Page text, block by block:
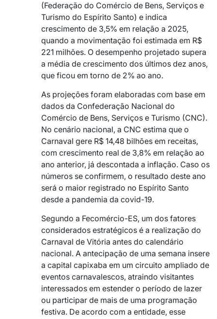
(Federação do Comércio de Bens, Serviços e
Turismo do Espírito Santo) e indica
crescimento de 3,5% em relação a 2025,
quando a movimentação foi estimada em R$
221 milhões. O desempenho projetado supera
a média de crescimento dos últimos dez anos,
que ficou em torno de 2% ao ano.
As projeções foram elaboradas com base em
dados da Confederação Nacional do
Comércio de Bens, Serviços e Turismo (CNC).
No cenário nacional, a CNC estima que o
Carnaval gere R$ 14,48 bilhões em receitas,
com crescimento real de 3,8% em relação ao
ano anterior, já descontada a inflação. Caso os
números se confirmem, o resultado deste ano
será o maior registrado no Espírito Santo
desde a pandemia da covid-19.
Segundo a Fecomércio-ES, um dos fatores
considerados estratégicos é a realização do
Carnaval de Vitória antes do calendário
nacional. A antecipação de uma semana insere
a capital capixaba em um circuito ampliado de
eventos carnavalescos, atraindo visitantes
interessados em estender o período de lazer
ou participar de mais de uma programação
festiva. De acordo com a entidade, esse